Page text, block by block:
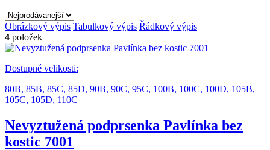
Obrázkový výpis Tabulkový výpis Řádkový výpis
4 položek
Dostupné velikosti:
80B, 85B, 85C, 85D, 90B, 90C, 95C, 100B, 100C, 100D, 105B,
105C, 105D, 110C
Nevyztužená podprsenka Pavlínka bez
kostic 7001